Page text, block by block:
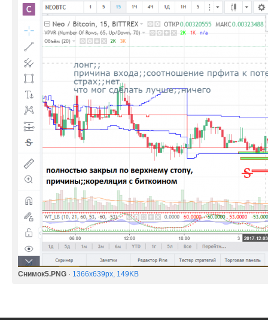
Снимок5.PNG · 1366x639px, 149KB